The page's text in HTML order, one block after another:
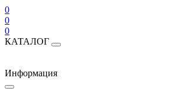
0
0
0
КАТАЛОГ
Информация